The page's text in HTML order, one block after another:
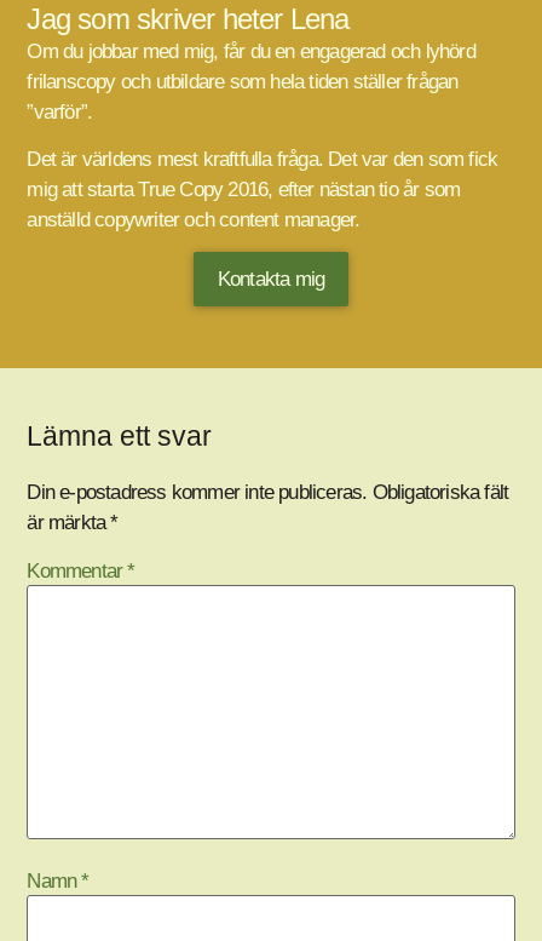
Jag som skriver heter Lena
Om du jobbar med mig, får du en engagerad och lyhörd
frilanscopy och utbildare som hela tiden ställer frågan
”varför”.
Det är världens mest kraftfulla fråga. Det var den som fick
mig att starta True Copy 2016, efter nästan tio år som
anställd copywriter och content manager.
Kontakta mig
Lämna ett svar
Din e-postadress kommer inte publiceras. Obligatoriska fält
är märkta*
Kommentar*
Namn*